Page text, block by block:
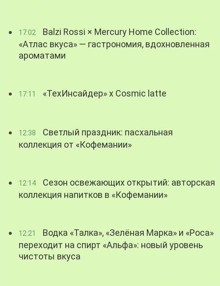
17:02
Balzi Rossi × Mercury Home Collection:
«Атлас вкуса» — гастрономия, вдохновленная
ароматами
17:11 «ТехИнсайдер» х Cosmic latte
12:38
Светлый праздник: пасхальная
коллекция от «Кофемании»
12:14
Сезон освежающих открытий: авторская
коллекция напитков в «Кофемании»
12:21
Водка «Талка», «Зелёная Марка» и «Роса»
переходит на спирт «Альфа»: новый уровень
чистоты вкуса